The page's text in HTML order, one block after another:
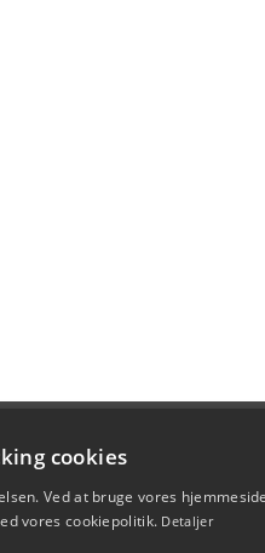
cookies
Ved at bruge vores hjemmeside
vores cookiepolitik. Detaljer